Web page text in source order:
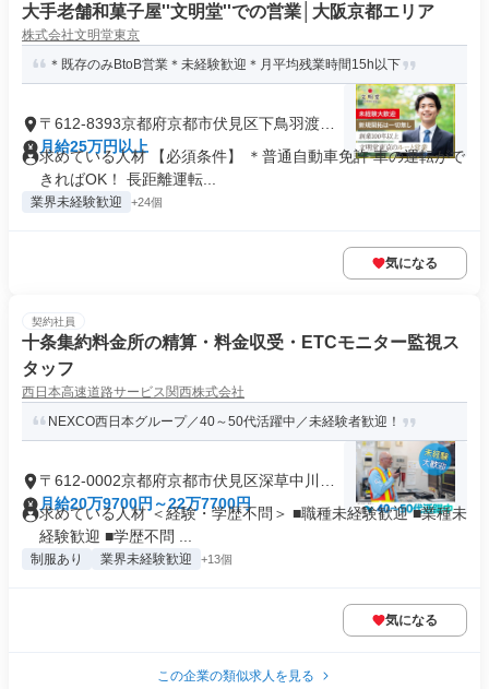
大手老舗和菓子屋''文明堂''での営業│大阪京都エリア
株式会社文明堂東京
＊既存のみBtoB営業＊未経験歓迎＊月平均残業時間15h以下
〒612-8393京都府京都市伏見区下鳥羽渡瀬
町
月給25万円以上
求めている人材 【必須条件】 ＊普通自動車免許 車の運転がで
きればOK！ 長距離運転...
業界未経験歓迎 +24個
気になる
契約社員
十条集約料金所の精算・料金収受・ETCモニター監視ス
タッフ
西日本高速道路サービス関西株式会社
NEXCO西日本グループ／40～50代活躍中／未経験者歓迎！
〒612-0002京都府京都市伏見区深草中川原
町
月給20万9700円～22万7700円
求めている人材 ＜経験・学歴不問＞ ■職種未経験歓迎 ■業種未
経験歓迎 ■学歴不問 ...
制服あり 業界未経験歓迎 +13個
気になる
この企業の類似求人を見る